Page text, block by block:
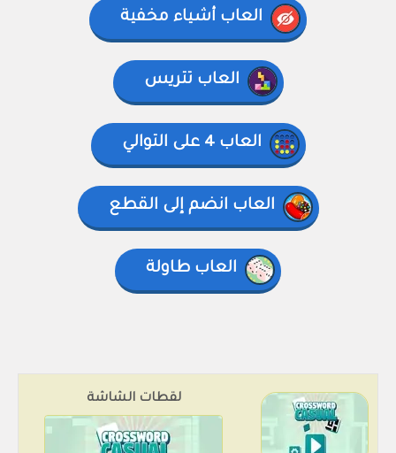
العاب أشياء مخفية
العاب تتريس
العاب 4 على التوالي
العاب انضم إلى القطع
العاب طاولة
لقطات الشاشة